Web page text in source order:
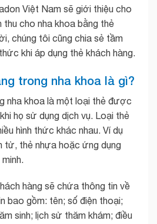
Việt Nam sẽ giới thiệu cho
cho nha khoa bằng thẻ
chúng tôi cũng chia sẻ tầm
khi áp dụng thẻ khách hàng.
trong nha khoa là gì?
nha khoa là một loại thẻ được
họ sử dụng dịch vụ. Loại thẻ
hình thức khác nhau. Ví dụ
tử, thẻ nhựa hoặc ứng dụng
hàng sẽ chứa thông tin về
bao gồm: tên; số điện thoại;
sinh; lịch sử thăm khám; điều